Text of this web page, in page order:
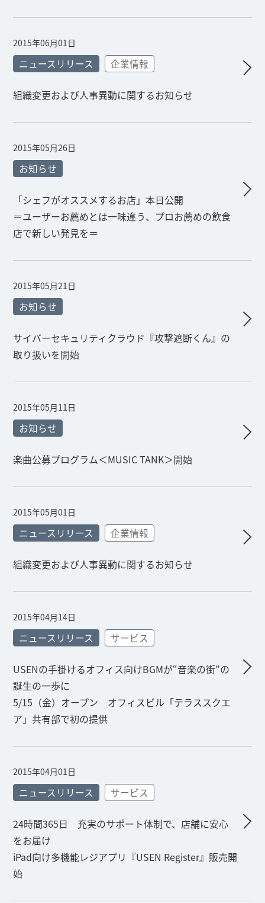
2015年06月01日
ニュースリリース 企業情報
組織変更および人事異動に関するお知らせ
2015年05月26日
お知らせ
「シェフがオススメするお店」本日公開
＝ユーザーお薦めとは一味違う、プロお薦めの飲食
店で新しい発見を＝
2015年05月21日
お知らせ
サイバーセキュリティクラウド『攻撃遮断くん』の
取り扱いを開始
2015年05月11日
お知らせ
楽曲公募プログラム＜MUSIC TANK＞開始
2015年05月01日
ニュースリリース 企業情報
組織変更および人事異動に関するお知らせ
2015年04月14日
ニュースリリース サービス
USENの手掛けるオフィス向けBGMが“音楽の街”の
誕生の一歩に
5/15（金）オープン オフィスビル「テラススクエ
ア」共有部で初の提供
2015年04月01日
ニュースリリース サービス
24時間365日 充実のサポート体制で、店舗に安心
をお届け
iPad向け多機能レジアプリ『USEN Register』販売開
始